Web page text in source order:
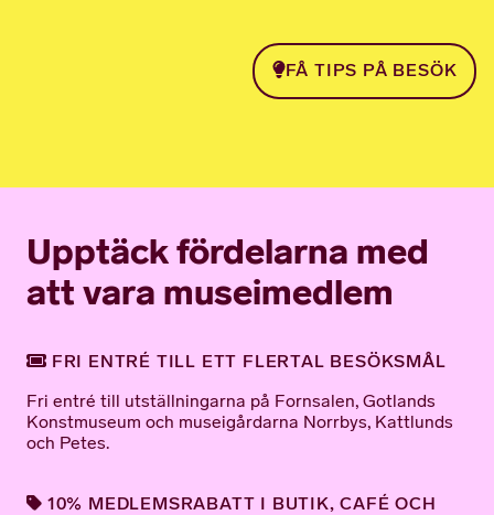
FÅ TIPS PÅ BESÖK
Upptäck fördelarna med
att vara museimedlem
FRI ENTRÉ TILL ETT FLERTAL BESÖKSMÅL
Fri entré till utställningarna på Fornsalen, Gotlands
Konstmuseum och museigårdarna Norrbys, Kattlunds
och Petes.
10% MEDLEMSRABATT I BUTIK, CAFÉ OCH